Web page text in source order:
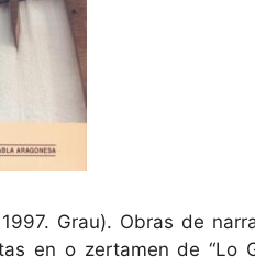
Grau). Obras de
en o zertamen de “Lo